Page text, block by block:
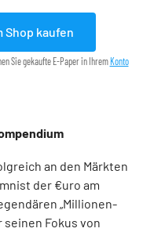
Shop kaufen
Sie gekaufte E-Paper in Ihrem Konto
an den Märkten
der €uro am
„Millionen­
seinen Fokus von